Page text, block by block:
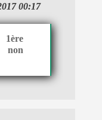
00:17
non